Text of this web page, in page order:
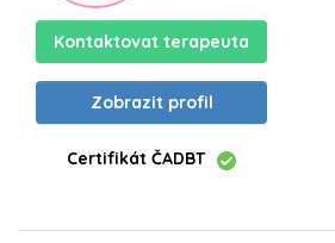
Kontaktovat terapeuta
Zobrazit profil
Certifikát ČADBT